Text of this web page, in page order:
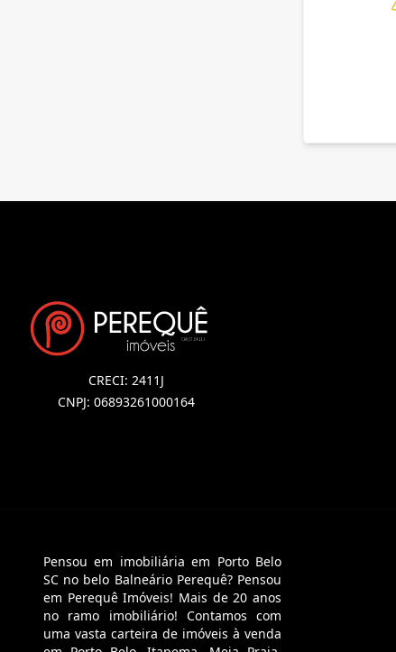
CRECI: 2411J
CNPJ: 06893261000164
Pensou em imobiliária em Porto Belo
SC no belo Balneário Perequê? Pensou
em Perequê Imóveis! Mais de 20 anos
no ramo imobiliário! Contamos com
uma vasta carteira de imóveis à venda